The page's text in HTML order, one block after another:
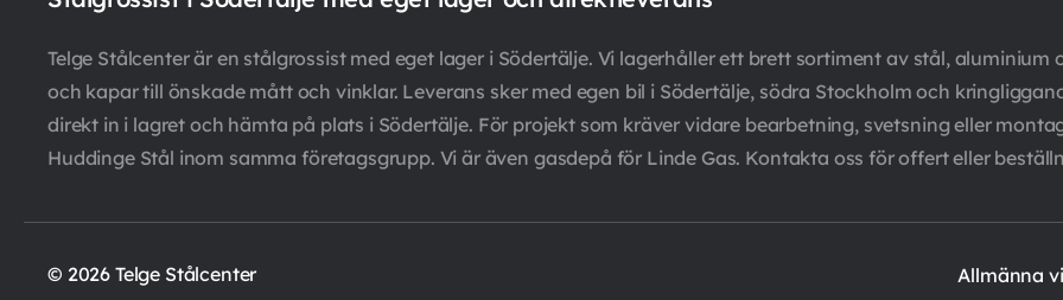
Telge Stålcenter är en stålgrossist med eget lager i Södertälje. Vi lagerhåller ett brett sortiment av stål,
och kapar till önskade mått och vinklar. Leverans sker med egen bil i Södertälje, södra Stockholm och
direkt in i lagret och hämta på plats i Södertälje. För projekt som kräver vidare bearbetning, svetsning eller
Huddinge Stål inom samma företagsgrupp. Vi är även gasdepå för Linde Gas. Kontakta oss för offert eller
© 2026 Telge Stålcenter Allmänna